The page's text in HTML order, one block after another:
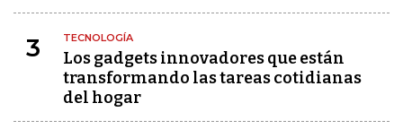
3 TECNOLOGÍA
Los gadgets innovadores que están
transformando las tareas cotidianas
del hogar